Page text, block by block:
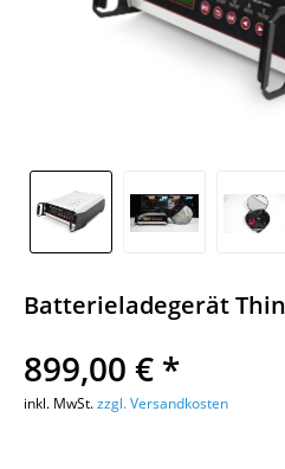
Batterieladegerät
899,00 € *
inkl. MwSt.zzgl. Versandkosten